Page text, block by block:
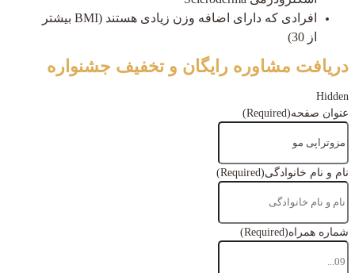
افرادی که دارای اضافه وزن زیادی هستند (BMI بیشتر
از 30)
دریافت مشاوره رایگان و تخفیف جشنواره
Hidden
عنوان صفحه(Required)
نام و نام خانوادگی(Required)
شماره همراه(Required)